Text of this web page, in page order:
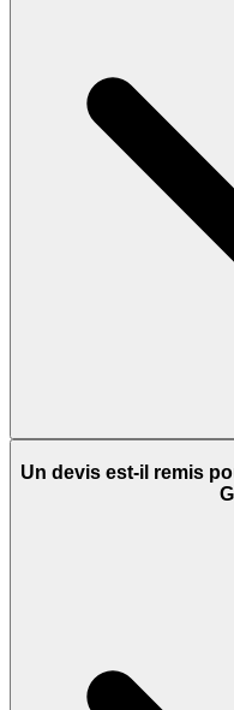
Un devis est-il remis